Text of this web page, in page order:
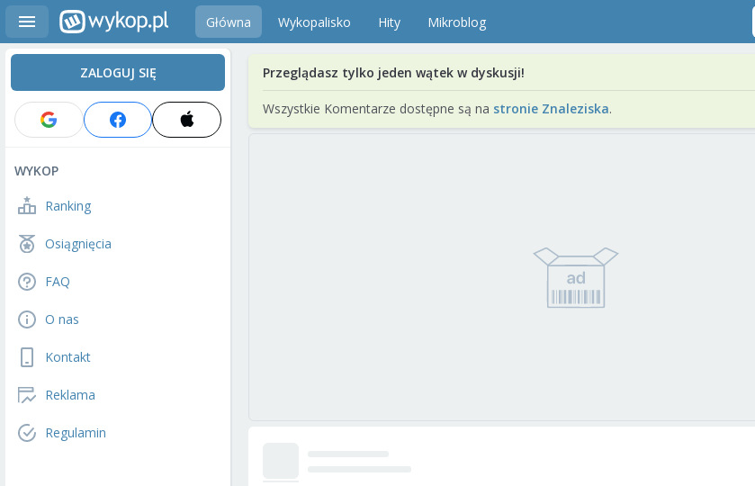
Główna Wykopalisko Hity Mikroblog
ZALOGUJ SIĘ
WYKOP
Ranking
Osiągnięcia
FAQ
O nas
Kontakt
Reklama
Regulamin
Przeglądasz tylko jeden wątek w dyskusji!
Wszystkie Komentarze dostępne są na stronie Znaleziska.